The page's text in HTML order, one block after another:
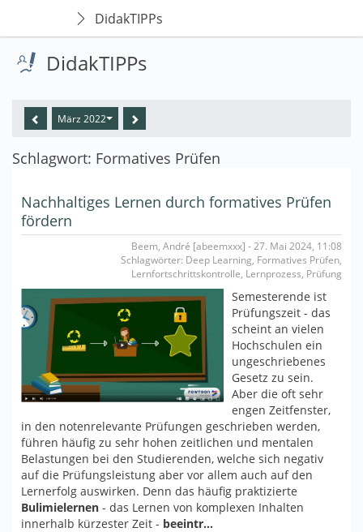
DidakTIPPs
DidakTIPPs
März 2022
Schlagwort: Formatives Prüfen
Nachhaltiges Lernen durch formatives Prüfen
fördern
Beem, André [abeemxxx] - 27. Mai 2024, 11:08
Schlagwörter: Deep Learning, Formatives Prüfen,
Lernfortschrittskontrolle, Lernprozess, Prüfung
Semesterende ist
Prüfungszeit - das
scheint an vielen
Hochschulen ein
ungeschriebenes
Gesetz zu sein.
Aber die oft sehr
engen Zeitfenster,
in den notenrelevante Prüfungen geschrieben werden,
führen häufig zu sehr hohen zeitlichen und mentalen
Belastungen bei den Studierenden, welche sich negativ
auf die Prüfungsleistung aber vor allem auch auf den
Lernerfolg auswirken. Denn das häufig praktizierte
Bulimielernen - das Lernen von komplexen Inhalten
innerhalb kürzester Zeit - beeintr…